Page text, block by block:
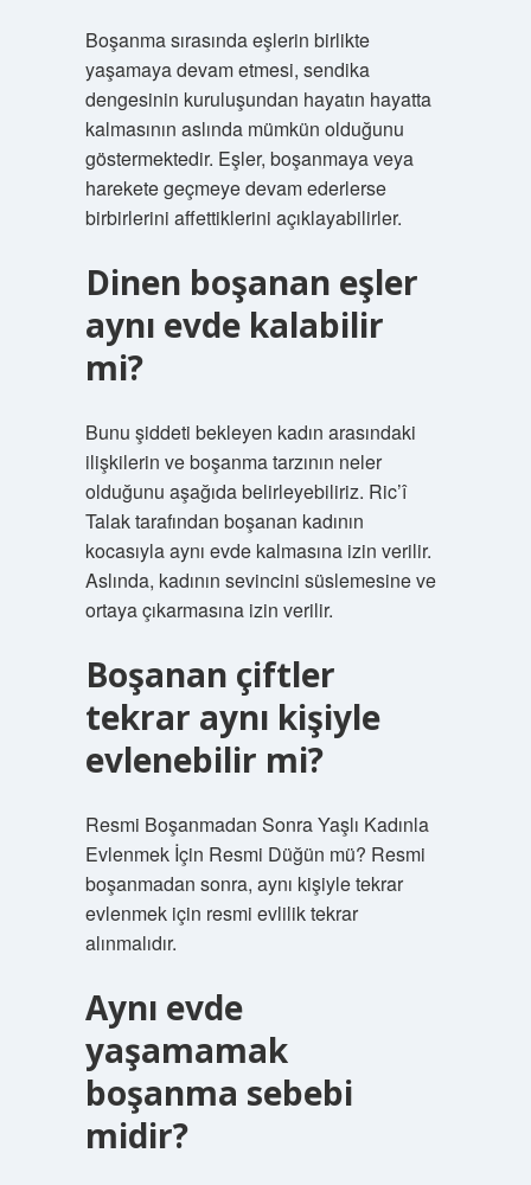
Boşanma sırasında eşlerin birlikte
yaşamaya devam etmesi, sendika
dengesinin kuruluşundan hayatın hayatta
kalmasının aslında mümkün olduğunu
göstermektedir. Eşler, boşanmaya veya
harekete geçmeye devam ederlerse
birbirlerini affettiklerini açıklayabilirler.
Dinen boşanan eşler
aynı evde kalabilir
mi?
Bunu şiddeti bekleyen kadın arasındaki
ilişkilerin ve boşanma tarzının neler
olduğunu aşağıda belirleyebiliriz. Ric’î
Talak tarafından boşanan kadının
kocasıyla aynı evde kalmasına izin verilir.
Aslında, kadının sevincini süslemesine ve
ortaya çıkarmasına izin verilir.
Boşanan çiftler
tekrar aynı kişiyle
evlenebilir mi?
Resmi Boşanmadan Sonra Yaşlı Kadınla
Evlenmek İçin Resmi Düğün mü? Resmi
boşanmadan sonra, aynı kişiyle tekrar
evlenmek için resmi evlilik tekrar
alınmalıdır.
Aynı evde
yaşamamak
boşanma sebebi
midir?